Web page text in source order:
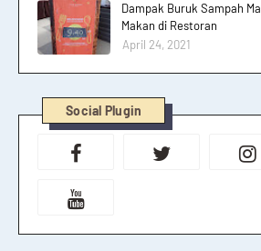
Dampak Buruk Sampah
Makan di Restoran
April 24, 2021
Social Plugin